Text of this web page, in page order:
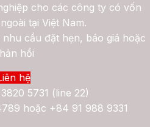
cho các công ty có vốn
tại Việt Nam.
cầu đặt hẹn, báo giá hoặc
hồi
hệ
5731 (line 22)
hoặc +84 91 988 9331